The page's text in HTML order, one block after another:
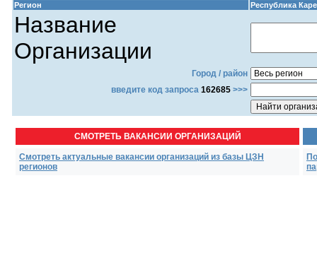
Регион Республика
Название
Организации
Город / район
введите код запроса 162685 >>>
СМОТРЕТЬ ВАКАНСИИ ОРГАНИЗАЦИЙ
Смотреть актуальные вакансии организаций из базы ЦЗН
регионов